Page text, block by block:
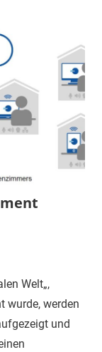
Welt„,
wurde, werden
und